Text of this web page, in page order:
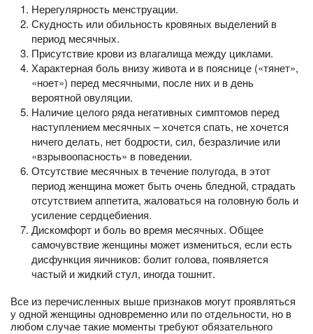
Нерегулярность менструации.
Скудность или обильность кровяных выделений в
период месячных.
Присутствие крови из влагалища между циклами.
Характерная боль внизу живота и в пояснице («тянет»,
«ноет») перед месячными, после них и в день
вероятной овуляции.
Наличие целого ряда негативных симптомов перед
наступлением месячных – хочется спать, не хочется
ничего делать, нет бодрости, сил, безразличие или
«взрывоопасность» в поведении.
Отсутствие месячных в течение полугода, в этот
период женщина может быть очень бледной, страдать
отсутствием аппетита, жаловаться на головную боль и
усиление сердцебиения.
Дискомфорт и боль во время месячных. Общее
самочувствие женщины может измениться, если есть
дисфункция яичников: болит голова, появляется
частый и жидкий стул, иногда тошнит.
Все из перечисленных выше признаков могут проявляться
у одной женщины одновременно или по отдельности, но в
любом случае такие моменты требуют обязательного